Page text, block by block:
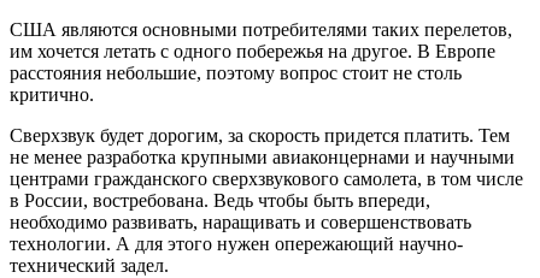
США являются основными потребителями таких перелетов,
им хочется летать с одного побережья на другое. В Европе
расстояния небольшие, поэтому вопрос стоит не столь
критично.
Сверхзвук будет дорогим, за скорость придется платить. Тем
не менее разработка крупными авиаконцернами и научными
центрами гражданского сверхзвукового самолета, в том числе
в России, востребована. Ведь чтобы быть впереди,
необходимо развивать, наращивать и совершенствовать
технологии. А для этого нужен опережающий научно-
технический задел.